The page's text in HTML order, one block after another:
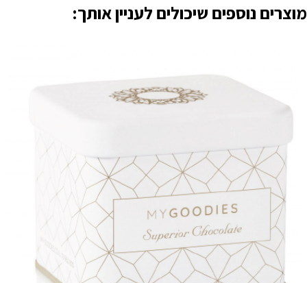
מוצרים נוספים שיכולים לעניין אותך: